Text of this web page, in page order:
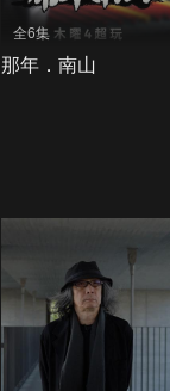
全6集
那年．南山